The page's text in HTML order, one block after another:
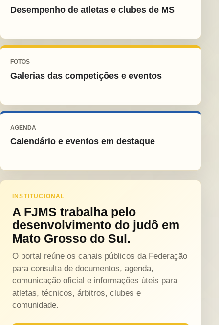
Desempenho de atletas e clubes de MS
FOTOS
Galerias das competições e eventos
AGENDA
Calendário e eventos em destaque
INSTITUCIONAL
A FJMS trabalha pelo
desenvolvimento do judô em
Mato Grosso do Sul.
O portal reúne os canais públicos da Federação
para consulta de documentos, agenda,
comunicação oficial e informações úteis para
atletas, técnicos, árbitros, clubes e
comunidade.